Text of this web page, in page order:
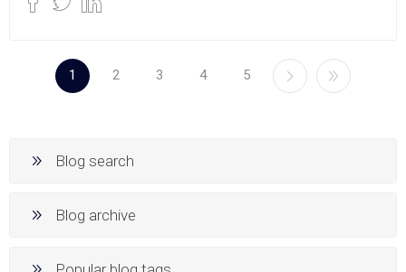
1 2 3 4 5
Blog search
Blog archive